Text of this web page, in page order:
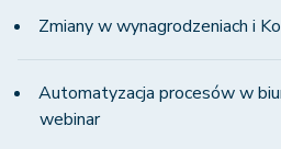
Zmiany w wynagrodzeniach i
Automatyzacja procesów w
webinar